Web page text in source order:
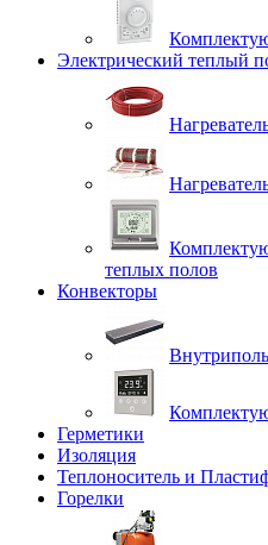
Электрический теплый
теплых полов
Конвекторы
Герметики
Изоляция
Теплоноситель и
Горелки